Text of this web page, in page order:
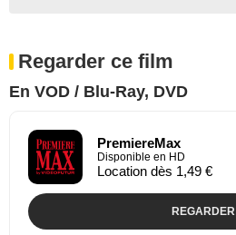
Regarder ce film
En VOD / Blu-Ray, DVD
PremiereMax
Disponible en HD
Location dès 1,49 €
REGARDER